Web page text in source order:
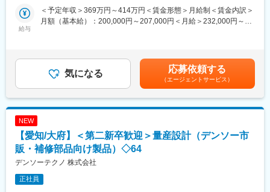
※参考：https://www.aikitec.co.jp/recruit-site/numbers/
から仕上げまで一貫して行う生産体制と、長年蓄積してきた加
工・熱処理技術により、高品質・低価格・短納期を実現していま
を拡大するとともに、アイシンや海外のメガサプライヤーとの取
変更の範囲：会社の定める業務
・年間休日120日
・平均勤続年数12年
・残業1日1～2時間程度
■業務詳細：
大手ホームセンター様向け物流センター内において物流管理業務
仕事ができるようにサポートします。
（2） 物流を“安全・効率的”に進めるための管理・改善：
「どうすればもっと早く・ミスなくできるか？」を考え、現場を
良くしていく仕事です。
給与
＜予定年収＞369万円～414万円＜賃金形態＞月給制＜賃金内訳＞
月額（基本給）：200,000円～207,000円＜月給＞232,000円～
度により決定■固定残業手当は月32時間0分～40時間0分、32,000
円～47,000円を支給 超過した時間外労働の残業時間代は追加支給
賃金はあくまでも目安の金額であり、選考を通じて上下する可能
性があります。月給(月額)は固定手当を含めた表記です。
気になる 応募依頼する
（エージェントサービス）
NEW
【愛知/大府】＜第二新卒歓迎＞量産設計（デンソー市
販・補修部品向け製品）◇64
デンソーテクノ 株式会社
正社員